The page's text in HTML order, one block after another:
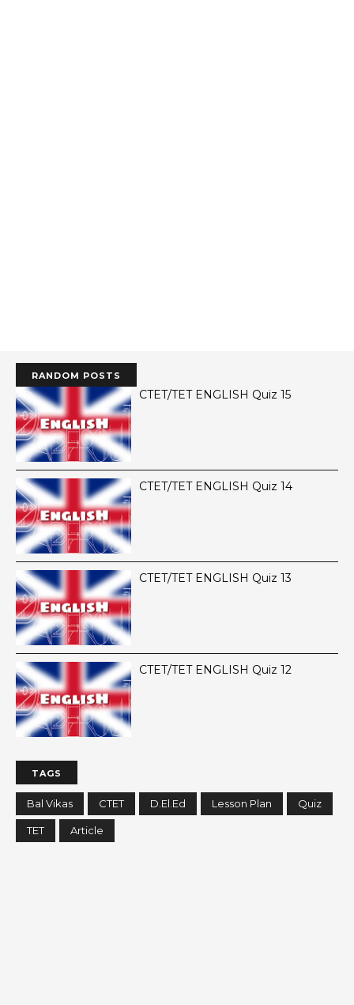
RANDOM POSTS
CTET/TET ENGLISH Quiz 15
CTET/TET ENGLISH Quiz 14
CTET/TET ENGLISH Quiz 13
CTET/TET ENGLISH Quiz 12
TAGS
Bal Vikas CTET D.El.Ed Lesson Plan Quiz
TET Article